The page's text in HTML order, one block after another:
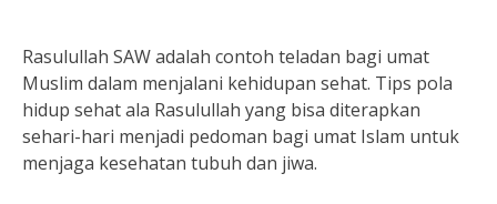
Rasulullah SAW adalah contoh teladan bagi umat
Muslim dalam menjalani kehidupan sehat. Tips pola
hidup sehat ala Rasulullah yang bisa diterapkan
sehari-hari menjadi pedoman bagi umat Islam untuk
menjaga kesehatan tubuh dan jiwa.